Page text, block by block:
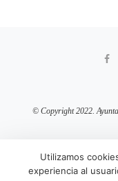
© Copyright 2022.
sitio
Utilizamos
experiencia al